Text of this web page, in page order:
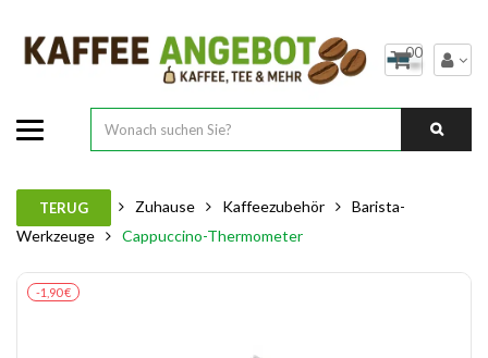
00
TERUG Zuhause Kaffeezubehör
Barista-
Werkzeuge
Cappuccino-Thermometer
-1,90 €